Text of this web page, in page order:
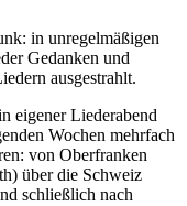
in unregelmäßigen
Gedanken und
ausgestrahlt.
eigener Liederabend
Wochen mehrfach
von Oberfranken
über die Schweiz
schließlich nach